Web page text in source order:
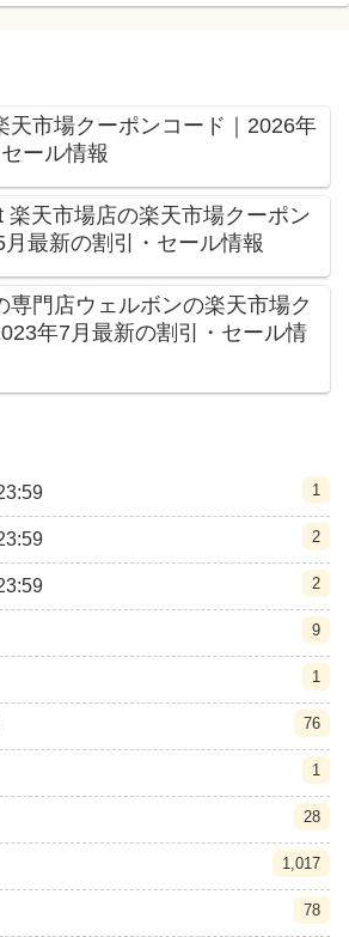
天市場クーポンコード｜2026年
ール情報
楽天市場店の楽天市場クーポン
最新の割引・セール情報
専門店ウェルボンの楽天市場ク
年7月最新の割引・セール情
1
2
2
9
1
76
1
28
1,017
78